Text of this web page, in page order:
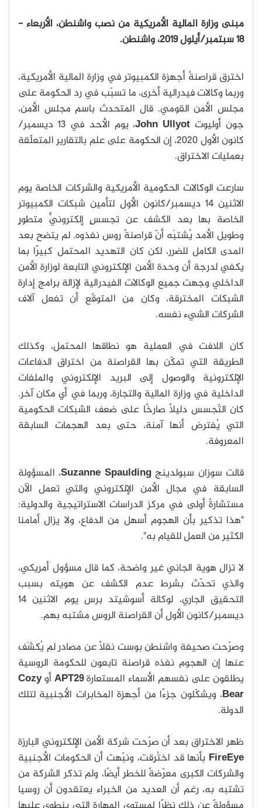
مبنى وزارة المالية الأمريكية من نصب واشنطن، الأربعاء -
18 سبتمبر/أيلول 2019، واشنطن.
اخترق قراصنةٌ أجهزة الكمبيوتر في وزارة المالية الأمريكية،
وربما وكالات فيدرالية أخرى، ما تسبّب في رد الحكومة على
مجلس الأمن القومي. قال المتحدث باسم مجلس الأمن،
جون أوليوتJohn Ullyot
، يوم الأحد في 13 ديسمبر/
كانون الأول 2020، إن الحكومة على علم بالتقارير المتعلّقة
بعمليات الاختراق.
سارعت الوكالات الحكومية الأمريكية والشركات الخاصة يوم
الاثنين 14 ديسمبر/كانون الأول لتأمين شبكات الكمبيوتر
الخاصة بها بعد الكشف عن تجسسٍ إلكترونيٍّ متطورٍ
وطويل الأمد يُشتبَه أنّ قراصنةً روس نفذوه. لم يتضح بعد
المدى الكامل للضرر، لكن كان التهديد المحتمل كبيرًا بما
يكفي لدرجة أن وحدة الأمن الإلكتروني التابعة لوزارة الأمن
الداخلي وجهت جميع الوكالات الفيدرالية لإزالة برامج إدارة
الشبكات المخترقة، وكان من المتوقّع أن تفعل آلاف
الشركات الشيء نفسه.
كان اللافت في العملية هو نطاقها المحتمل، وكذلك
الطريقة التي تمكّن بها القراصنة من اختراق الدفاعات
الإلكترونية والوصول إلى البريد الإلكتروني والملفات
الداخلية في وزارة المالية والتجارة، وربما في أي مكان آخر.
كان التّجسس دليلًا صارخًا على ضعف الشبكات الحكومية
التي يُفترض أنها آمنة، حتى بعد الهجمات السابقة
المعروفة.
قالت سوزان سبولدينج Suzanne Spaulding
، المسؤولة
السابقة في مجال الأمن الإلكتروني والتي تعمل الآن
مستشارةً أولى في مركز الدراسات الاستراتيجية والدولية:
"هذا تذكير بأن الهجوم أسهل من الدفاع، ولا يزال أمامنا
الكثير من العمل للقيام به".
لا تزال هوية الجاني غير واضحة، كما قال مسؤول أمريكي،
والذي تحدّث بشرط عدم الكشف عن هويته بسبب
التحقيق الجاري، لوكالة أسوشيتد برس يوم الاثنين 14
ديسمبر/كانون الأول أن القراصنة الروس مشتبه بهم.
وصرّحت صحيفة واشنطن بوست نقلًا عن مصادر لم يُكشَف
عنها إن الهجوم نفذه قراصنة تابعون للحكومة الروسية
يطلقون على نفسهم الأسماء المستعارةAPT29أوCozy
Bear، ويشكّلون جزءًا من أجهزة المخابرات الأجنبية لتلك
الدولة.
ظهر الاختراق بعد أن صرّحت شركة الأمن الإلكتروني البارزة
FireEye بأنها قد اختُرِقت، ونبّهت أن الحكومات الأجنبية
والشركات الكبرى معرّضةً للخطر أيضًا، ولم تذكر الشركة من
تشتبه به، رغم أن العديد من الخبراء يعتقدون أن روسيا